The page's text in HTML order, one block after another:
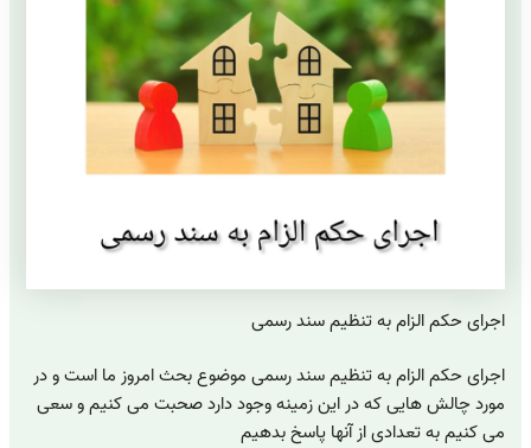
اجرای حکم الزام به تنظیم سند رسمی
اجرای حکم الزام به تنظیم سند رسمی موضوع بحث امروز ما است و در
مورد چالش هایی که در این زمینه وجود دارد صحبت می کنیم و سعی
می کنیم به تعدادی از آنها پاسخ بدهیم